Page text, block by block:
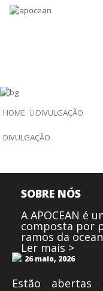
HOME DIVULGAÇÃO
DIVULGAÇÃO
SOBRE NÓS
A APOCEAN é
composta por
ramos da
Ler mais >
26 maio, 2026
Estão abertas